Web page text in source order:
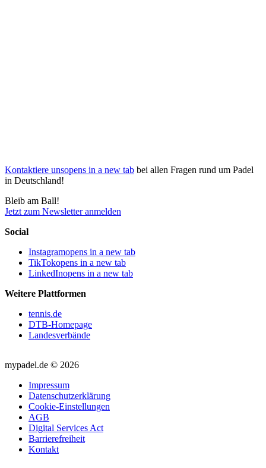
Kontaktiere unsopens in a new tab bei allen Fragen rund um Padel
in Deutschland!
Bleib am Ball!
Jetzt zum Newsletter anmelden
Social
Instagramopens in a new tab
TikTokopens in a new tab
LinkedInopens in a new tab
Weitere Plattformen
tennis.de
DTB-Homepage
Landesverbände
mypadel.de © 2026
Impressum
Datenschutzerklärung
Cookie-Einstellungen
AGB
Digital Services Act
Barrierefreiheit
Kontakt